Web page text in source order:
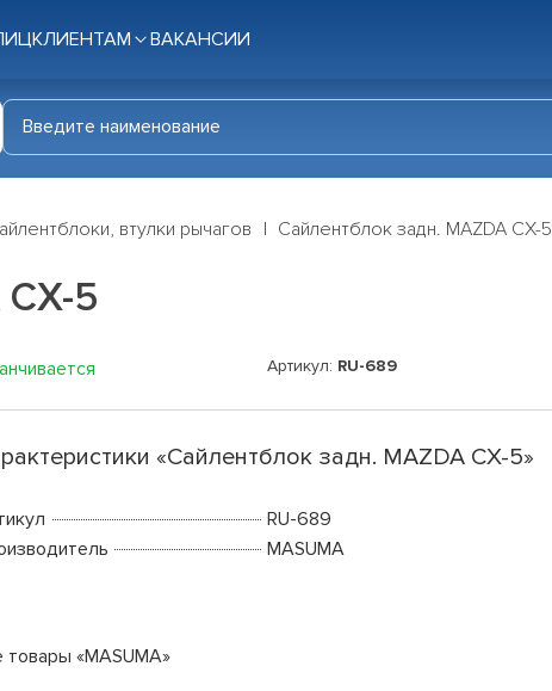
КЛИЕНТАМ ВАКАНСИИ
втулки рычагов Сайлентблок задн. MAZDA CX-5
5
Артикул: RU-689
«Сайлентблок задн. MAZDA CX-5»
RU-689
MASUMA
товары «MASUMA»